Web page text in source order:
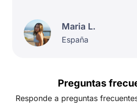
Maria L.
España
Preguntas
Responde a preguntas